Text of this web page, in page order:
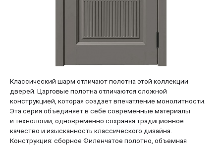
Классический шарм отличают полотна этой коллекции
дверей. Царговые полотна отличаются сложной
конструкцией, которая создает впечатление монолитности.
Эта серия объединяет в себе современные материалы
и технологии, одновременно сохраняя традиционное
качество и изысканность классического дизайна.
Конструкция: сборное Филенчатое полотно, объемная